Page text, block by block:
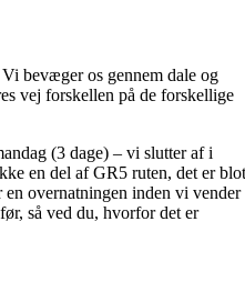
bevæger os gennem dale og
vej forskellen på de forskellige
(3 dage) – vi slutter af i
en del af GR5 ruten, det er blot
en overnatningen inden vi vender
så ved du, hvorfor det er